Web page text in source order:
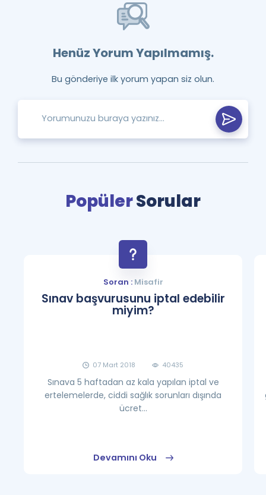
Henüz Yorum Yapılmamış.
Bu gönderiye ilk yorum yapan siz olun.
PopülerSorular
Soran :Misafir
Sınav başvurusunu iptal edebilir
miyim?
07 Mart 2018 40435
Sınava 5 haftadan az kala yapılan iptal ve
ertelemelerde, ciddi sağlık sorunları dışında
ücret...
Devamını Oku